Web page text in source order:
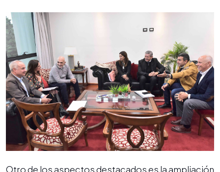
Otro de los aspectos destacados es la ampliación